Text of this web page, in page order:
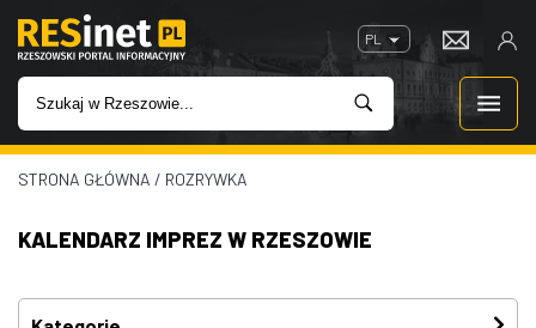
PL
WIADOMOŚCI
INWESTYCJE
IMPREZY
STRONA GŁÓWNA / ROZRYWKA
KALENDARZ IMPREZ W RZESZOWIE